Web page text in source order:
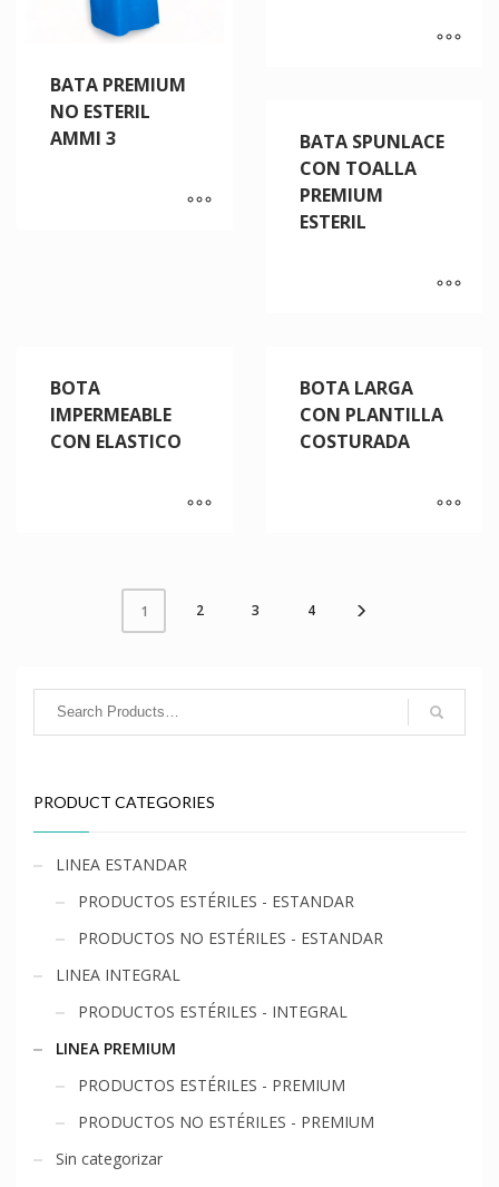
BATA PREMIUM
NO ESTERIL
AMMI 3
BATA SPUNLACE
CON TOALLA
PREMIUM
ESTERIL
BOTA
IMPERMEABLE
CON ELASTICO
BOTA LARGA
CON PLANTILLA
COSTURADA
1 2 3 4
PRODUCT CATEGORIES
LINEA ESTANDAR
PRODUCTOS ESTÉRILES - ESTANDAR
PRODUCTOS NO ESTÉRILES - ESTANDAR
LINEA INTEGRAL
PRODUCTOS ESTÉRILES - INTEGRAL
LINEA PREMIUM
PRODUCTOS ESTÉRILES - PREMIUM
PRODUCTOS NO ESTÉRILES - PREMIUM
Sin categorizar